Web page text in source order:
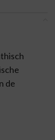
de